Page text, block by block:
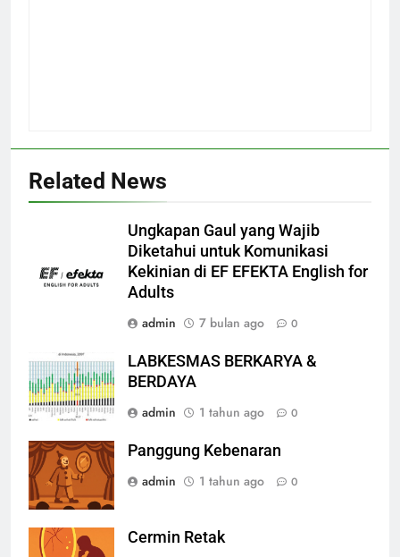
Related News
Ungkapan Gaul yang Wajib
Diketahui untuk Komunikasi
Kekinian di EF EFEKTA English for
Adults
admin
7 bulan ago 0
LABKESMAS BERKARYA &
BERDAYA
admin
1 tahun ago 0
Panggung Kebenaran
admin
1 tahun ago 0
Cermin Retak